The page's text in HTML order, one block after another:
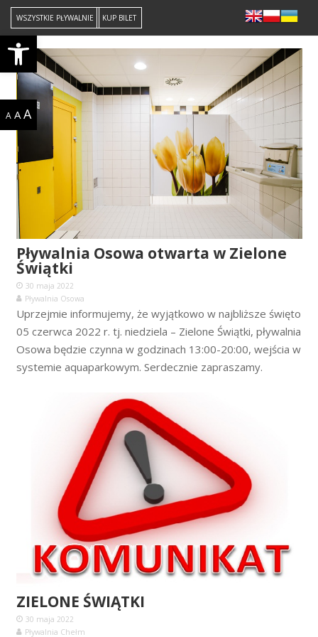
Open toolbar
WSZYSTKIE PŁYWALNIE KUP BILET
A A A
Pływalnia Osowa otwarta w Zielone
Świątki
30 maja 2022
Pływalnia Osowa
Uprzejmie informujemy, że wyjątkowo w najbliższe święto
05 czerwca 2022 r. tj. niedziela – Zielone Świątki, pływalnia
Osowa będzie czynna w godzinach 13:00-20:00, wejścia w
systemie aquaparkowym. Serdecznie zapraszamy.
ZIELONE ŚWIĄTKI
30 maja 2022
Pływalnia Chełm